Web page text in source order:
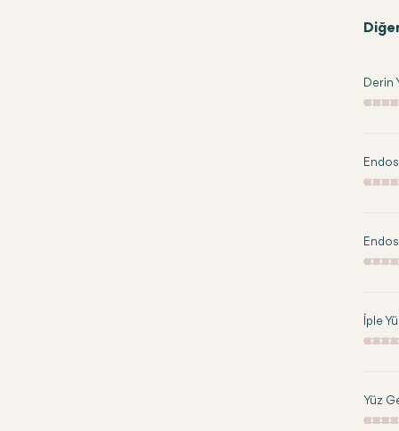
Derin
İple
Yüz